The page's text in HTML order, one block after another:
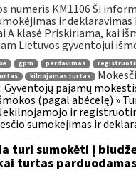
numeris KM1106 Ši
ir deklaravimas
A klasė Priskiriama, kai
Lietuvos gyventojui
gpm pardavimas
kilnojamas turtas
Gyventojų pajamų
(pagal abėcėlę) »
ir
sumokėjimas ir
turi sumokėti į
turtas